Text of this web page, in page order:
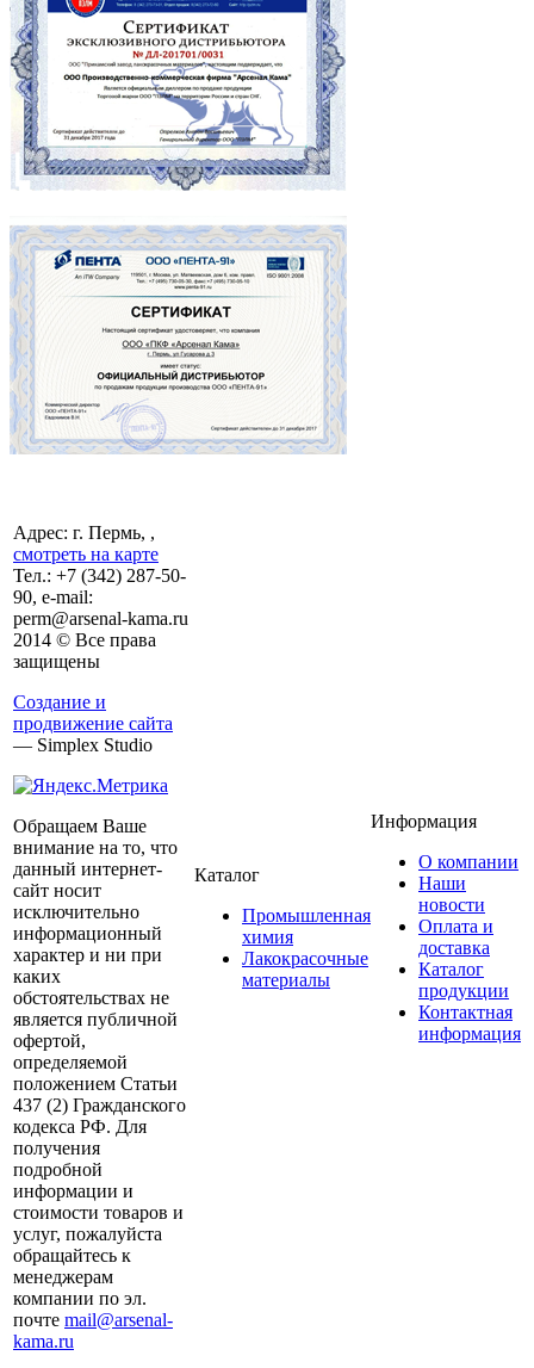
Адрес: г. Пермь, ,
смотреть на карте
Тел.: +7 (342) 287-50-
90, e-mail:
perm@arsenal-kama.ru
2014 © Все права
защищены
Создание и
продвижение сайта
— Simplex Studio
Обращаем Ваше
внимание на то, что
данный интернет-
сайт носит
исключительно
информационный
характер и ни при
каких
обстоятельствах не
является публичной
офертой,
определяемой
положением Статьи
437 (2) Гражданского
кодекса РФ. Для
получения
подробной
информации и
стоимости товаров и
услуг, пожалуйста
обращайтесь к
менеджерам
компании по эл.
почте mail@arsenal-
kama.ru
Каталог
Промышленная
химия
Лакокрасочные
материалы
Информация
О компании
Наши
новости
Оплата и
доставка
Каталог
продукции
Контактная
информация